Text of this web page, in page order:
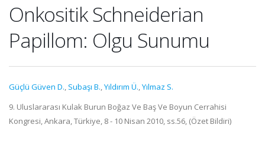
Onkositik Schneiderian
Papillom: Olgu Sunumu
Güçlü Güven D., Subaşı B.,Yıldırım Ü.,Yılmaz S.
9. Uluslararası Kulak Burun Boğaz Ve Baş Ve Boyun Cerrahisi
Kongresi, Ankara, Türkiye, 8 - 10 Nisan 2010, ss.56, (Özet Bildiri)